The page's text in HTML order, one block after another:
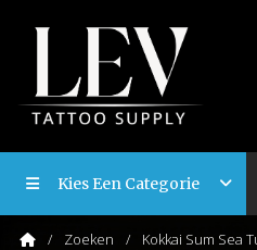
Kies Een Categorie
Zoeken Kokkai Sum Sea